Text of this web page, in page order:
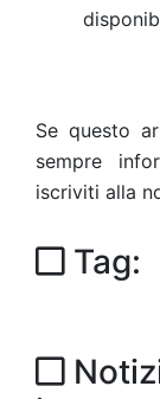
Se questo
sempre
iscriviti alla
Tag: